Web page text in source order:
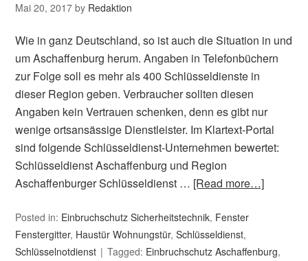
Mai 20, 2017 by Redaktion
Wie in ganz Deutschland, so ist auch die Situation in und
um Aschaffenburg herum. Angaben in Telefonbüchern
zur Folge soll es mehr als 400 Schlüsseldienste in
dieser Region geben. Verbraucher sollten diesen
Angaben kein Vertrauen schenken, denn es gibt nur
wenige ortsansässige Dienstleister. Im Klartext-Portal
sind folgende Schlüsseldienst-Unternehmen bewertet:
Schlüsseldienst Aschaffenburg und Region
Aschaffenburger Schlüsseldienst … [Read more…]
Posted in: Einbruchschutz Sicherheitstechnik, Fenster
Fenstergitter, Haustür Wohnungstür,Schlüsseldienst,
Schlüsselnotdienst
Tagged: Einbruchschutz Aschaffenburg,